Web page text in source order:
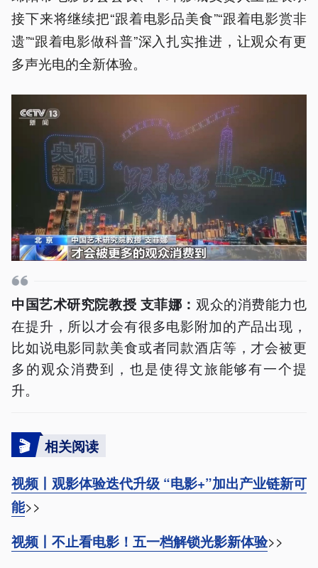
接下来将继续把“跟着电影品美食”“跟着电影赏非
遗”“跟着电影做科普”深入扎实推进，让观众有更
多声光电的全新体验。
中国艺术研究院教授 支菲娜： 观众的消费能力也
在提升，所以才会有很多电影附加的产品出现，
比如说电影同款美食或者同款酒店等，才会被更
多的观众消费到，也是使得文旅能够有一个提
升。
🎬
相关阅读
视频丨观影体验迭代升级 “电影+”加出产业链新可
能>>
视频丨不止看电影！五一档解锁光影新体验>>